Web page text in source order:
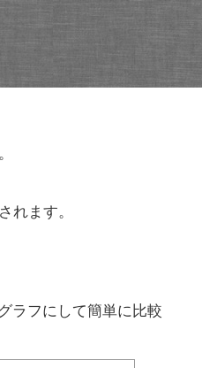
れます。
ラフにして簡単に比較